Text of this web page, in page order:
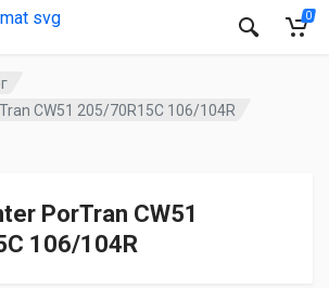
0
CW51 205/70R15C 106/104R
PorTran CW51
106/104R